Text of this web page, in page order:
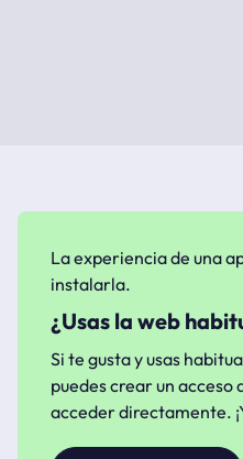
La experiencia de una
instalarla.
¿Usas la web
Si te gusta y usas
puedes crear un
acceder directamente.